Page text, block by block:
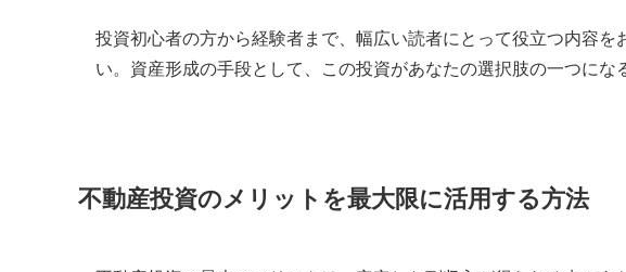
投資初心者の方から経験者まで、幅広い読者にとって役立つ内容を
い。資産形成の手段として、この投資があなたの選択肢の一つにな
不動産投資のメリットを最大限に活用する方法